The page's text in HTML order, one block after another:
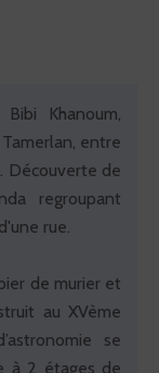
Khanoum,
entre
Découverte de
regroupant
rue.
de murier et
au XVème
se
à 2 étages de